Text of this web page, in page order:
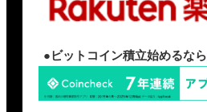
●ビットコイン積立始めるなら